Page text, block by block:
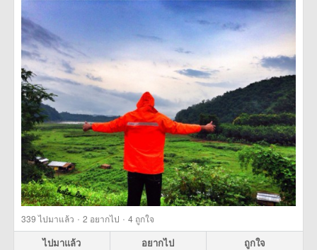
339ไปมาแล้ว · 2 อยากไป · 4 ถูกใจ
ไปมาแล้ว อยากไป ถูกใจ